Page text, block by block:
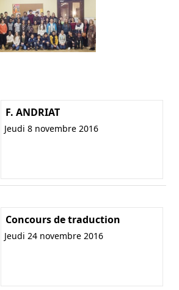
F. ANDRIAT
Jeudi 8 novembre 2016
Concours de traduction
Jeudi 24 novembre 2016